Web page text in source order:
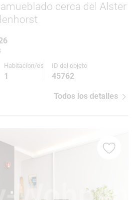
cerca del Alster
Habitacion/es ID del objeto
1 45762
Todos los detalles